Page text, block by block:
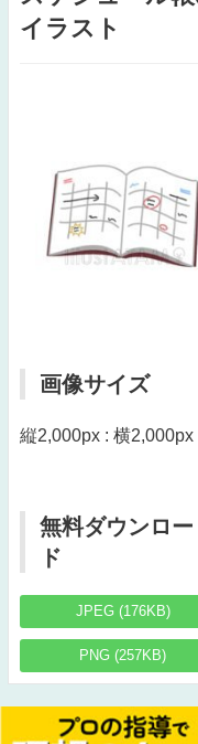
イラスト
画像サイズ
縦2,000px : 横2,000px
無料ダウンロー
ド
JPEG (176KB)
PNG (257KB)